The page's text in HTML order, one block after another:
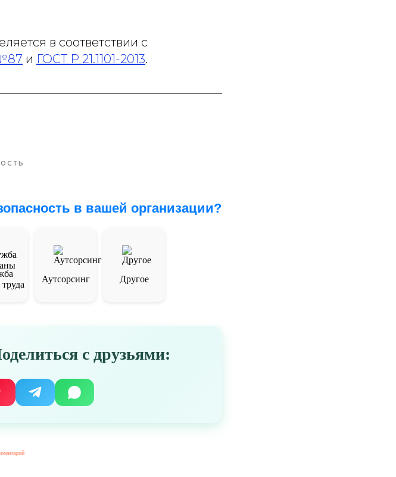
в соответствии с
и ГОСТ Р 21.1101-2013.
в вашей организации?
Аутсорсинг Другое
с друзьями: